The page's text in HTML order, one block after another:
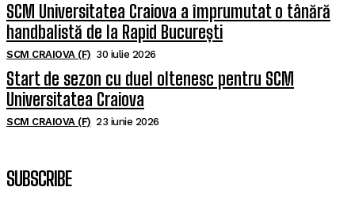
SCM Universitatea Craiova a împrumutat o tânără
handbalistă de la Rapid București
SCM CRAIOVA (F) 30 iulie 2026
Start de sezon cu duel oltenesc pentru SCM
Universitatea Craiova
SCM CRAIOVA (F) 23 iunie 2026
SUBSCRIBE